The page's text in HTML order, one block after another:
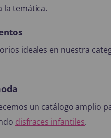
la temática.
ideales en nuestra
un catálogo amplio
disfraces infantiles.